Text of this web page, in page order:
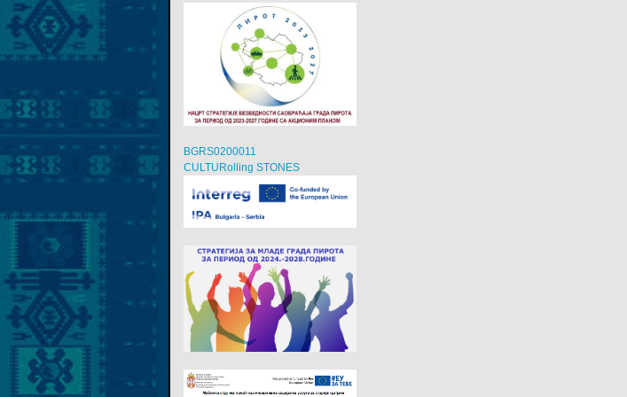
BGRS0200011
CULTURolling STONES